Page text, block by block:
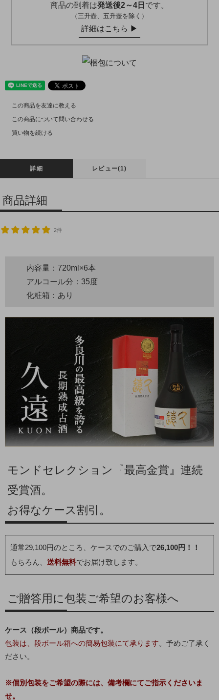
商品の到着は発送後2～4日 です。
（三升壺、五升壺を除く）
詳細はこちら ▶︎
この商品を友達に教える
この商品について問い合わせる
買い物を続ける
詳細 レビュー(1)
商品詳細
2件
内容量：720ml×6本
アルコール分：35度
化粧箱：あり
モンドセレクション『最高金賞』連続
受賞酒。
お得なケース割引。
通常29,100円のところ、ケースでのご購入で26,100円！！
もちろん、 送料無料でお届け致します。
ご贈答用に包装ご希望のお客様へ
ケース（段ボール）商品です。
包装は、段ボール箱への簡易包装にて承ります。予めご了承く
ださい。
※個別包装をご希望の際には、備考欄にてご指示くださいま
せ。